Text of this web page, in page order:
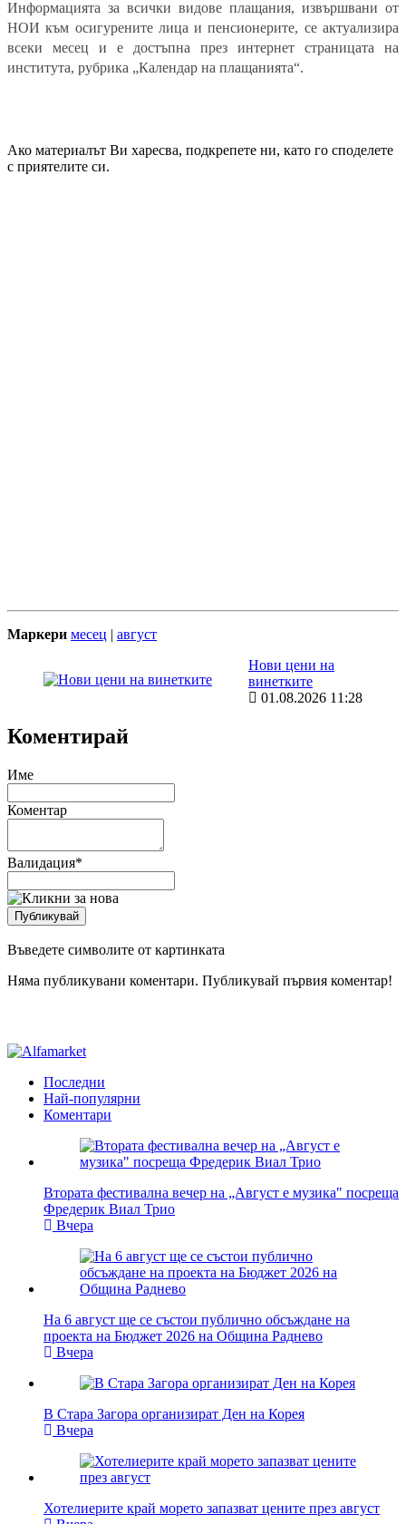
Информацията за всички видове плащания, извършвани от
НОИ към осигурените лица и пенсионерите, се актуализира
всеки месец и е достъпна през интернет страницата на
института, рубрика „Календар на плащанията“.
Ако материалът Ви харесва, подкрепете ни, като го споделете
с приятелите си.
Маркери месец
август
Нови цени на
винетките
01.08.2026 11:28
Коментирай
Име
Коментар
Валидация*
Въведете символите от картинката
Няма публикувани коментари. Публикувай първия коментар!
Последни
Най-популярни
Коментари
Втората фестивална вечер на „Август е музика" посреща
Фредерик Виал Трио
Вчера
На 6 август ще се състои публично обсъждане на
проекта на Бюджет 2026 на Община Раднево
Вчера
В Стара Загора организират Ден на Корея
Вчера
Хотелиерите край морето запазват цените през август